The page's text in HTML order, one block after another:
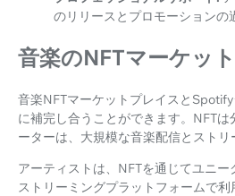
のリリースとプロモーション
音楽のNFTマーケッ
音楽NFTマーケットプレイスと
に補完し合うことができます。NFT
ーターは、大規模な音楽配信とスト
アーティストは、NFTを通じてユニ
ストリーミングプラットフォームで